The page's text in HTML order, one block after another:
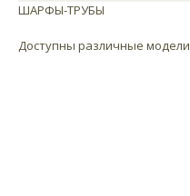
ШАРФЫ-ТРУБЫ
Доступны различные модели